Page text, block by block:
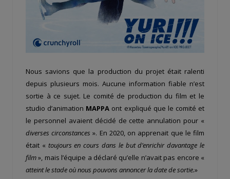
Nous savions que la production du projet était ralenti
depuis plusieurs mois. Aucune information fiable n’est
sortie à ce sujet. Le comité de production du film et le
studio d’animation MAPPA ont expliqué que le comité et
le personnel avaient décidé de cette annulation pour «
diverses circonstances ». En 2020, on apprenait que le film
était « toujours en cours dans le but d’enrichir davantage le
film», mais l’équipe a déclaré qu’elle n’avait pas encore «
atteint le stade où nous pouvons annoncer la date de sortie.»